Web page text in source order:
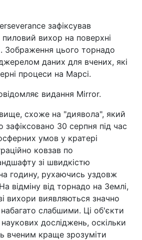
зафіксував
вихор на поверхні
Зображення цього торнадо
даних для вчених, які
процеси на Марсі.
видання Mirror.
схоже на "диявола", який
зафіксовано 30 серпня під час
умов у кратері
ковзав по
зі швидкістю
годину, рухаючись уздовж
відміну від торнадо на Землі,
вихори виявляються значно
слабшими. Ці об'єкти
досліджень, оскільки
вченим краще зрозуміти